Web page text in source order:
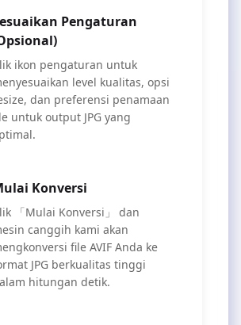
Pengaturan
ikon pengaturan untuk
level kualitas, opsi
dan preferensi penamaan
untuk output JPG yang
Konversi
「Mulai Konversi」 dan
canggih kami akan
file AVIF Anda ke
JPG berkualitas tinggi
hitungan detik.